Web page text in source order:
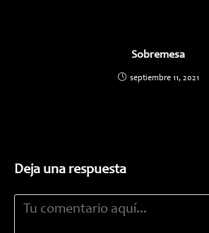
Sobremesa
septiembre 11, 2021
Deja una respuesta
Comentario